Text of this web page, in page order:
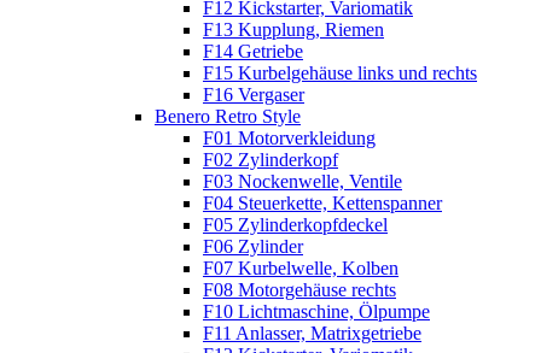
F12 Kickstarter, Variomatik
F13 Kupplung, Riemen
F14 Getriebe
F15 Kurbelgehäuse links und rechts
F16 Vergaser
Benero Retro Style
F01 Motorverkleidung
F02 Zylinderkopf
F03 Nockenwelle, Ventile
F04 Steuerkette, Kettenspanner
F05 Zylinderkopfdeckel
F06 Zylinder
F07 Kurbelwelle, Kolben
F08 Motorgehäuse rechts
F10 Lichtmaschine, Ölpumpe
F11 Anlasser, Matrixgetriebe